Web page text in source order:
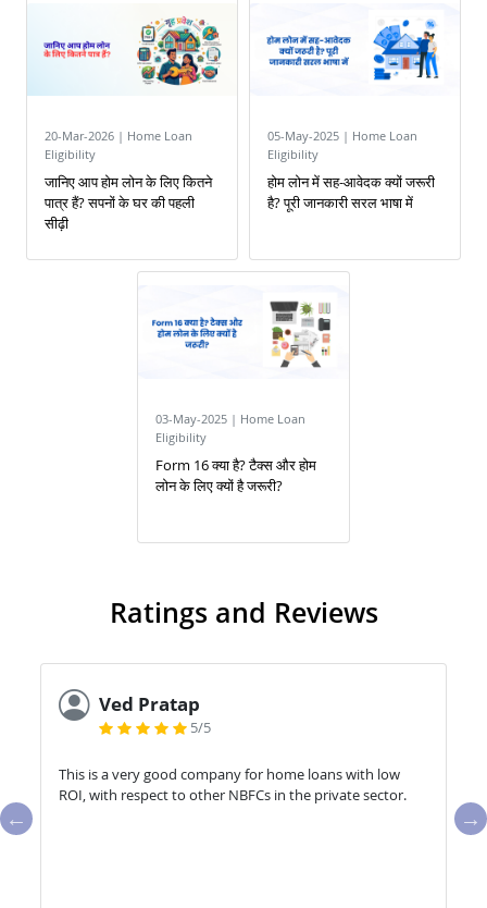
20-Mar-2026 | Home Loan
Eligibility
जानिए आप होम लोन के लिए कितने
पात्र हैं? सपनों के घर की पहली
सीढ़ी
05-May-2025 | Home Loan
Eligibility
होम लोन में सह-आवेदक क्यों जरूरी
है? पूरी जानकारी सरल भाषा में
03-May-2025 | Home Loan
Eligibility
Form 16 क्या है? टैक्स और होम
लोन के लिए क्यों है जरूरी?
Ratings and Reviews
Ved Pratap
5/5
This is a very good company for home loans with low
ROI, with respect to other NBFCs in the private sector.